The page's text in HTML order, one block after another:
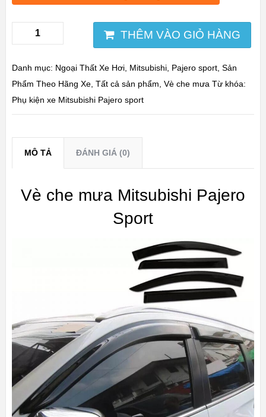
THÊM VÀO GIỎ HÀNG
Danh mục: Ngoại Thất Xe Hơi, Mitsubishi, Pajero sport, Sản
Phẩm Theo Hãng Xe, Tất cả sản phẩm Vè che mưa Từ khóa:
Phụ kiện xe Mitsubishi Pajero sport
MÔ TẢ ĐÁNH GIÁ (0)
Vè che mưa Mitsubishi Pajero
Sport